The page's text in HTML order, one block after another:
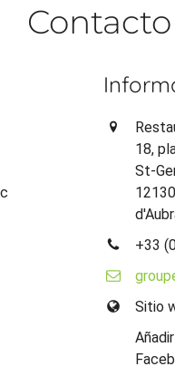
Contacto
18,
St-
+33
Sitio